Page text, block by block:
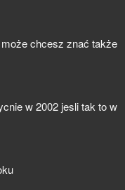
chcesz znać także
w 2002 jesli tak to w